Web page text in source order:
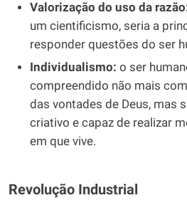
Valorização do uso da
um cientificismo, seria a
responder questões do ser
Individualismo: o ser
compreendido não mais
das vontades de Deus, mas
criativo e capaz de realizar
em que vive.
Revolução Industrial